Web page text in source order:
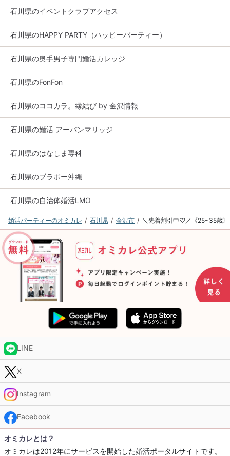
石川県のイベントクラブアクセス
石川県のHAPPY PARTY（ハッピーパーティー）
石川県の奥手男子専門婚活カレッジ
石川県のFonFon
石川県のココカラ。縁結び by 金沢情報
石川県の婚活 アーバンマリッジ
石川県のはなしま専科
石川県のブラボー沖縄
石川県の自治体婚活LMO
婚活パーティーのオミカレ 石川県 金沢市 ＼先着割引中♡／《25~35歳》
LINE
X
Instagram
Facebook
オミカレとは？
オミカレは2012年にサービスを開始した婚活ポータルサイトです。